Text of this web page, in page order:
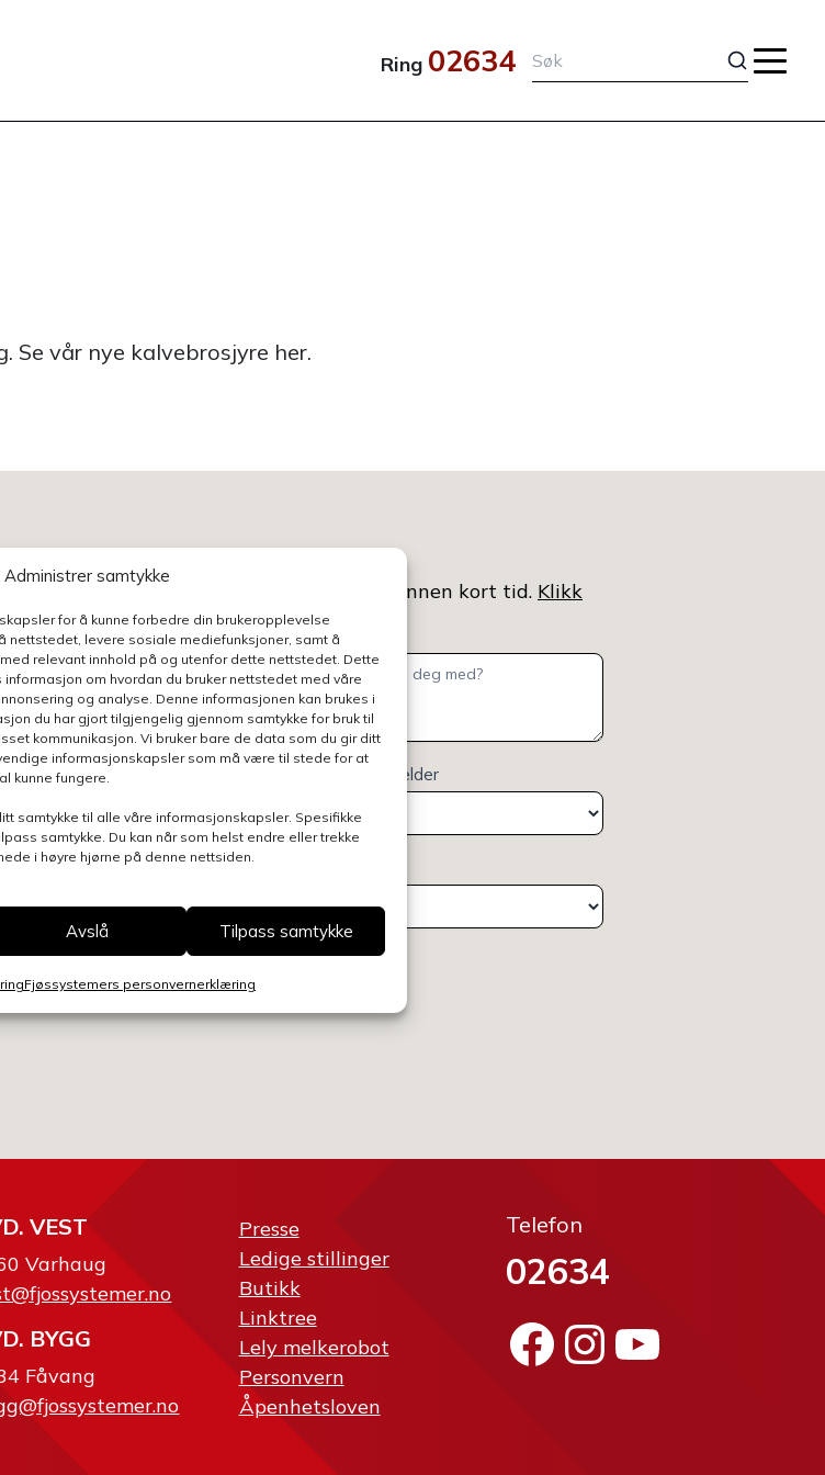
Administrer samtykke
for å kunne forbedre din brukeropplevelse
nettstedet, levere sosiale mediefunksjoner, samt å
relevant innhold på og utenfor dette nettstedet. Dette
om hvordan du bruker nettstedet med våre
og analyse. Denne informasjonen kan brukes i
du har gjort tilgjengelig gjennom samtykke for bruk til
kommunikasjon. Vi bruker bare de data som du gir ditt
informasjonskapsler som må være til stede for at
kunne fungere.
samtykke til alle våre informasjonskapsler. Spesifikke
samtykke. Du kan når som helst endre eller trekke
i høyre hjørne på denne nettsiden.
Avslå Tilpass samtykke
Fjøssystemers personvernerklæring
Ring 02634
Se vår nye kalvebrosjyre her.
til denne siden, så blir du kontaktet innen kort tid. Klikk
Henvendelsen gjelder
VEST
Varhaug
BYGG
Fåvang
Presse
Ledige stillinger
Butikk
Linktree
Lely melkerobot
Personvern
Åpenhetsloven
Telefon
02634
Facebook
Instagram
YouTube